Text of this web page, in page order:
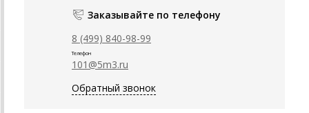
Заказывайте по телефону
8 (499) 840-98-99
Телефон
101@5m3.ru
Обратный звонок